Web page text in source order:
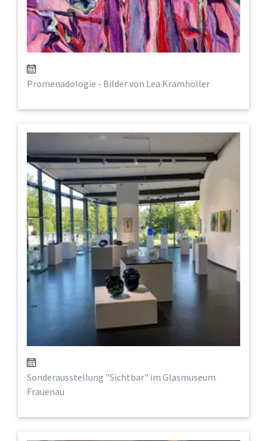
Promenadologie - Bilder von Lea Kramhöller
Sonderausstellung "Sichtbar" im Glasmuseum
Frauenau